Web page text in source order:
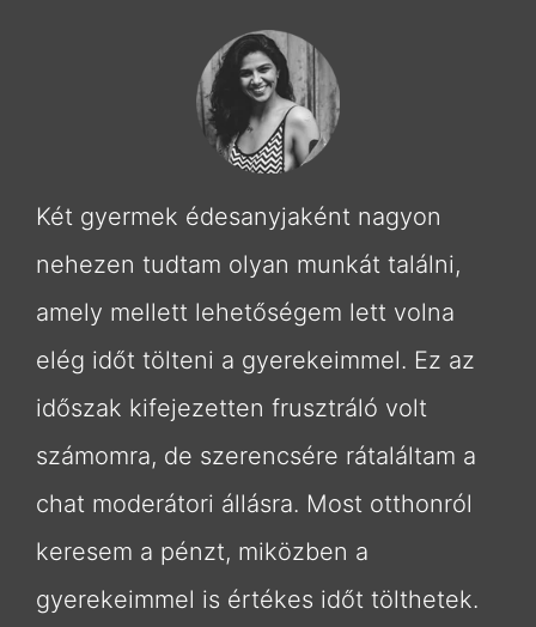
Két gyermek édesanyjaként nagyon
nehezen tudtam olyan munkát találni,
amely mellett lehetőségem lett volna
elég időt tölteni a gyerekeimmel. Ez az
időszak kifejezetten frusztráló volt
számomra, de szerencsére rátaláltam a
chat moderátori állásra. Most otthonról
keresem a pénzt, miközben a
gyerekeimmel is értékes időt tölthetek.